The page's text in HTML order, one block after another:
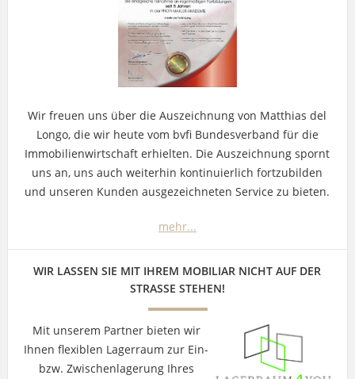
Wir freuen uns über die Auszeichnung von Matthias del
Longo, die wir heute vom bvfi Bundesverband für die
Immobilienwirtschaft erhielten. Die Auszeichnung spornt
uns an, uns auch weiterhin kontinuierlich fortzubilden
und unseren Kunden ausgezeichneten Service zu bieten.
mehr...
WIR LASSEN SIE MIT IHREM MOBILIAR NICHT AUF DER
STRASSE STEHEN!
Mit unserem Partner bieten wir
Ihnen flexiblen Lagerraum zur Ein-
bzw. Zwischenlagerung Ihres